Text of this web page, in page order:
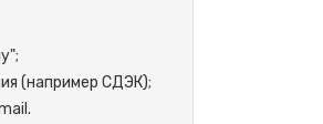
(например СДЭК);
и e-mail.